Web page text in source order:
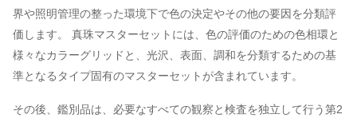
界や照明管理の整った環境下で色の決定やその他の要因を分類評
価します。 真珠マスターセットには、色の評価のための色相環と
様々なカラーグリッドと、光沢、表面、調和を分類するための基
準となるタイプ固有のマスターセットが含まれています。
その後、鑑別品は、必要なすべての観察と検査を独立して行う第2